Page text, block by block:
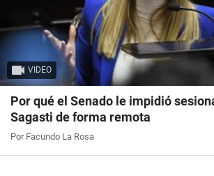
VIDEO
Por qué el Senado le impidió
Sagasti de forma remota
Por Facundo La Rosa